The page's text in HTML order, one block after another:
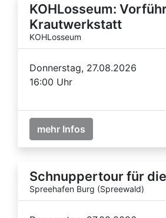
KOHLosseum:
Krautwerkstatt
KOHLosseum
Donnerstag, 27.08.2026
16:00 Uhr
mehr Infos
Schnuppertour für
Spreehafen Burg (Spreewald)